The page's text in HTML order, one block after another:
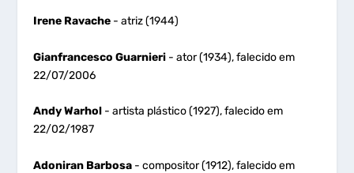
Irene Ravache - atriz (1944)
Gianfrancesco Guarnieri - ator (1934), falecido em
22/07/2006
Andy Warhol - artista plástico (1927), falecido em
22/02/1987
Adoniran Barbosa - compositor (1912), falecido em